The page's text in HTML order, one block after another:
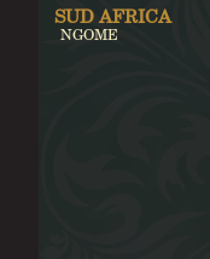
SUD AFRICA
NGOME